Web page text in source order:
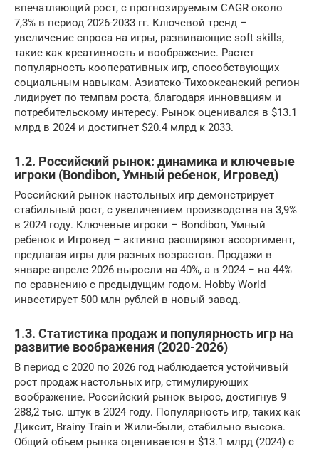
впечатляющий рост, с прогнозируемым CAGR около
7,3% в период 2026-2033 гг. Ключевой тренд –
увеличение спроса на игры, развивающие soft skills,
такие как креативность и воображение. Растет
популярность кооперативных игр, способствующих
социальным навыкам. Азиатско-Тихоокеанский регион
лидирует по темпам роста, благодаря инновациям и
потребительскому интересу. Рынок оценивался в $13.1
млрд в 2024 и достигнет $20.4 млрд к 2033.
1.2. Российский рынок: динамика и ключевые
игроки (Bondibon, Умный ребенок, Игровед)
Российский рынок настольных игр демонстрирует
стабильный рост, с увеличением производства на 3,9%
в 2024 году. Ключевые игроки – Bondibon, Умный
ребенок и Игровед – активно расширяют ассортимент,
предлагая игры для разных возрастов. Продажи в
январе-апреле 2026 выросли на 40%, а в 2024 – на 44%
по сравнению с предыдущим годом. Hobby World
инвестирует 500 млн рублей в новый завод.
1.3. Статистика продаж и популярность игр на
развитие воображения (2020-2026)
В период с 2020 по 2026 год наблюдается устойчивый
рост продаж настольных игр, стимулирующих
воображение. Российский рынок вырос, достигнув 9
288,2 тыс. штук в 2024 году. Популярность игр, таких как
Диксит, Brainy Train и Жили-были, стабильно высока.
Общий объем рынка оценивается в $13.1 млрд (2024) с